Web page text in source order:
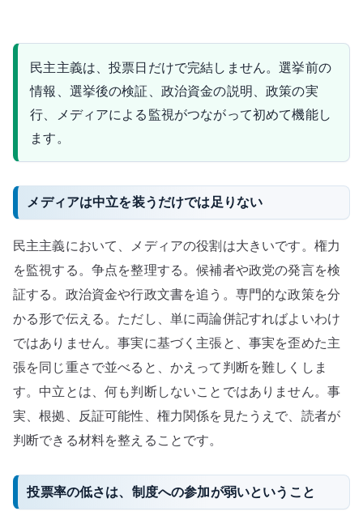
民主主義は、投票日だけで完結しません。選挙前の
情報、選挙後の検証、政治資金の説明、政策の実
行、メディアによる監視がつながって初めて機能し
ます。
メディアは中立を装うだけでは足りない
民主主義において、メディアの役割は大きいです。権力
を監視する。争点を整理する。候補者や政党の発言を検
証する。政治資金や行政文書を追う。専門的な政策を分
かる形で伝える。ただし、単に両論併記すればよいわけ
ではありません。事実に基づく主張と、事実を歪めた主
張を同じ重さで並べると、かえって判断を難しくしま
す。中立とは、何も判断しないことではありません。事
実、根拠、反証可能性、権力関係を見たうえで、読者が
判断できる材料を整えることです。
投票率の低さは、制度への参加が弱いということ